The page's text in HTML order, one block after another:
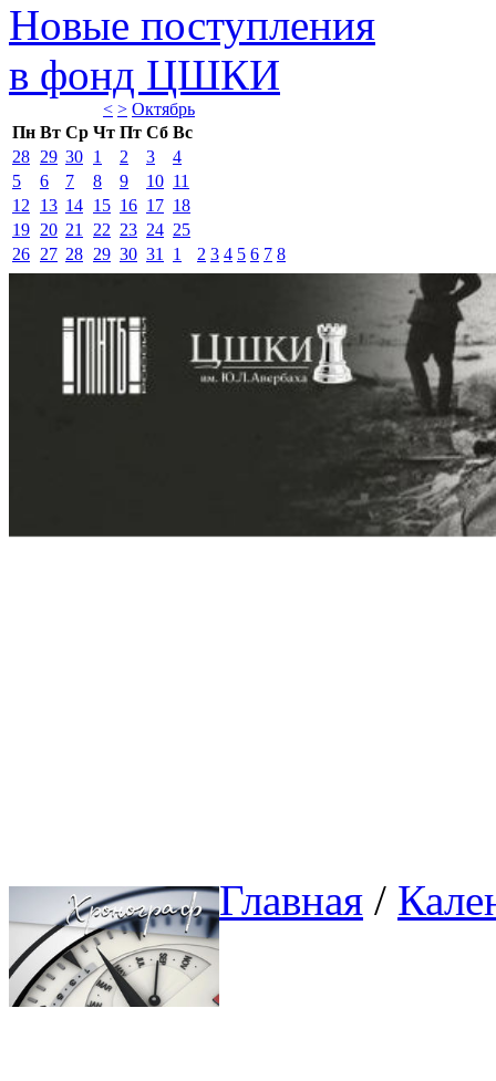
Новые поступления
в фонд ЦШКИ
< > Октябрь
Пн Вт Ср Чт Пт Сб Вс
28 29 30 1 2 3
4
5
6 7 8 9 10 11
12
13 14 15 16 17 18
19 20 21 22 23 24 25
26 27 28 29 30 31 1 2 3 4 5 6 7 8
Главная /